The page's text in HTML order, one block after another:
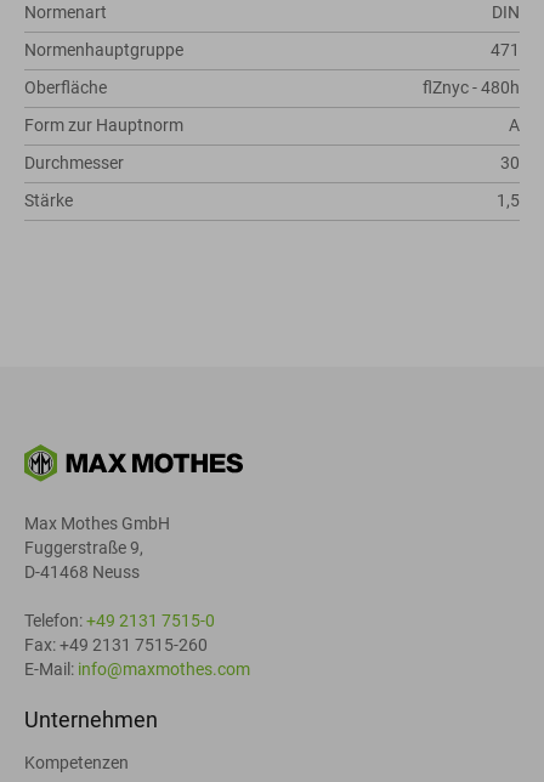
Normenart
DIN
Normenhauptgruppe
471
Oberfläche
flZnyc - 480h
Form zur Hauptnorm
A
Durchmesser
30
Stärke
1,5
Max Mothes GmbH
Fuggerstraße 9,
D-41468 Neuss
Telefon:+49 2131 7515-0
Fax: +49 2131 7515-260
E-Mail: info@maxmothes.com
Unternehmen
Kompetenzen